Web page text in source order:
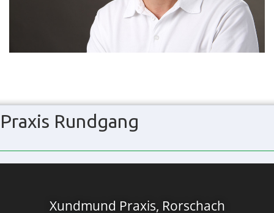
Praxis Rundgang